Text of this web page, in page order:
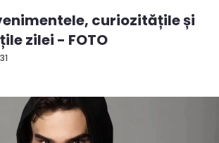
curiozitățile și
zilei - FOTO